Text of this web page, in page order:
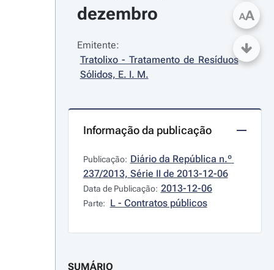
dezembro
Emitente:
Tratolixo - Tratamento de Resíduos
Sólidos, E. I. M.
Informação da publicação
Publicação: Diário da República n.º
237/2013, Série II de 2013-12-06
Data de Publicação: 2013-12-06
Parte: L - Contratos públicos
SUMÁRIO
AA